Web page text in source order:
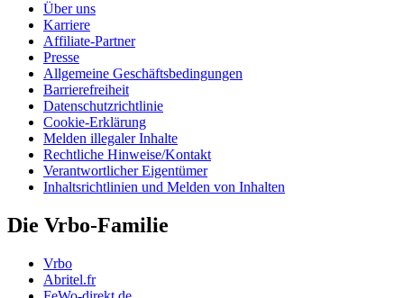
Über uns
Karriere
Affiliate-Partner
Presse
Allgemeine Geschäftsbedingungen
Barrierefreiheit
Datenschutzrichtlinie
Cookie-Erklärung
Melden illegaler Inhalte
Rechtliche Hinweise/Kontakt
Verantwortlicher Eigentümer
Inhaltsrichtlinien und Melden von Inhalten
Die Vrbo-Familie
Vrbo
Abritel.fr